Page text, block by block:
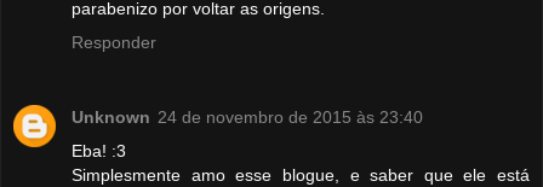
parabenizo por voltar as origens.
Responder
Unknown 24 de novembro de 2015 às 23:40
Eba! :3
Simplesmente amo esse blogue, e saber que ele está